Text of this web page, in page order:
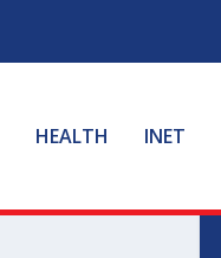
HEALTH INET